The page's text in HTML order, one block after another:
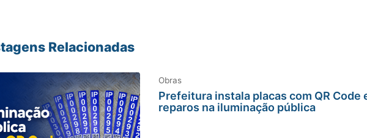
Relacionadas
Obras
Prefeitura instala placas com QR Code
reparos na iluminação pública